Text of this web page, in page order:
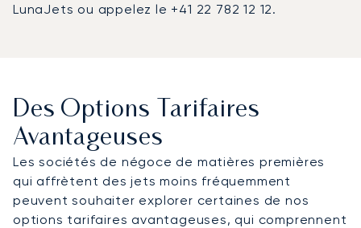
LunaJets ou appelez le +41 22 782 12 12.
Des Options Tarifaires
Avantageuses
Les sociétés de négoce de matières premières
qui affrètent des jets moins fréquemment
peuvent souhaiter explorer certaines de nos
options tarifaires avantageuses, qui comprennent